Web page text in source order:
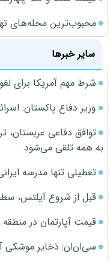
محبوب‌ترین محله‌های
سایر خبرها
شرط مهم آمریکا برای
وزیر دفاع پاکستان:
توافق دفاعی عربستان،
به همه تلقی می‌شود
تعطیلی تنها مدرسه
قبل از شروع آیلتس،
قیمت آپارتمان در منطقه 22 تهران چقدر است؟
سی‌ان‌ان: ذخایر موشکی